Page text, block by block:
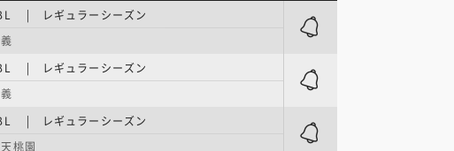
| レギュラーシーズン
| レギュラーシーズン
| レギュラーシーズン
桃園